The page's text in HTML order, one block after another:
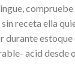
receta ella
durante estoque
acid desde